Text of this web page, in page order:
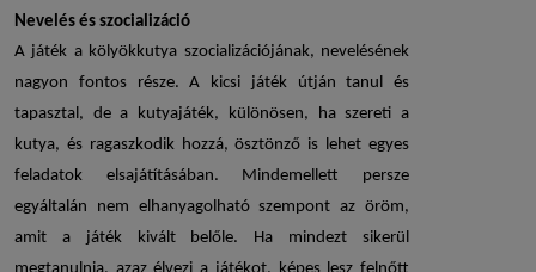
Nevelés és szocializáció
A játék a kölyökkutya szocializációjának, nevelésének
nagyon fontos része. A kicsi játék útján tanul és
tapasztal, de a
kutyajáték, különösen, ha szereti a
kutya, és ragaszkodik hozzá, ösztönző is lehet egyes
feladatok elsajátításában. Mindemellett persze
egyáltalán nem elhanyagolható szempont az öröm,
amit a játék kivált belőle. Ha mindezt sikerül